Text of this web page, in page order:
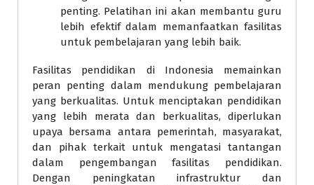
penting. Pelatihan ini akan membantu guru
lebih efektif dalam memanfaatkan fasilitas
untuk pembelajaran yang lebih baik.
Fasilitas pendidikan di Indonesia memainkan
peran penting dalam mendukung pembelajaran
yang berkualitas. Untuk menciptakan pendidikan
yang lebih merata dan berkualitas, diperlukan
upaya bersama antara pemerintah, masyarakat,
dan pihak terkait untuk mengatasi tantangan
dalam pengembangan fasilitas pendidikan.
Dengan peningkatan infrastruktur dan